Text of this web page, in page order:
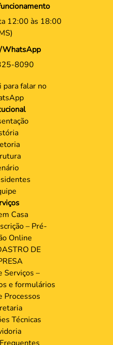
12:00 às 18:00
WhatsApp
8090
para falar no
Casa
– Pré-
Online
DE
Serviços –
e formulários
Técnicas